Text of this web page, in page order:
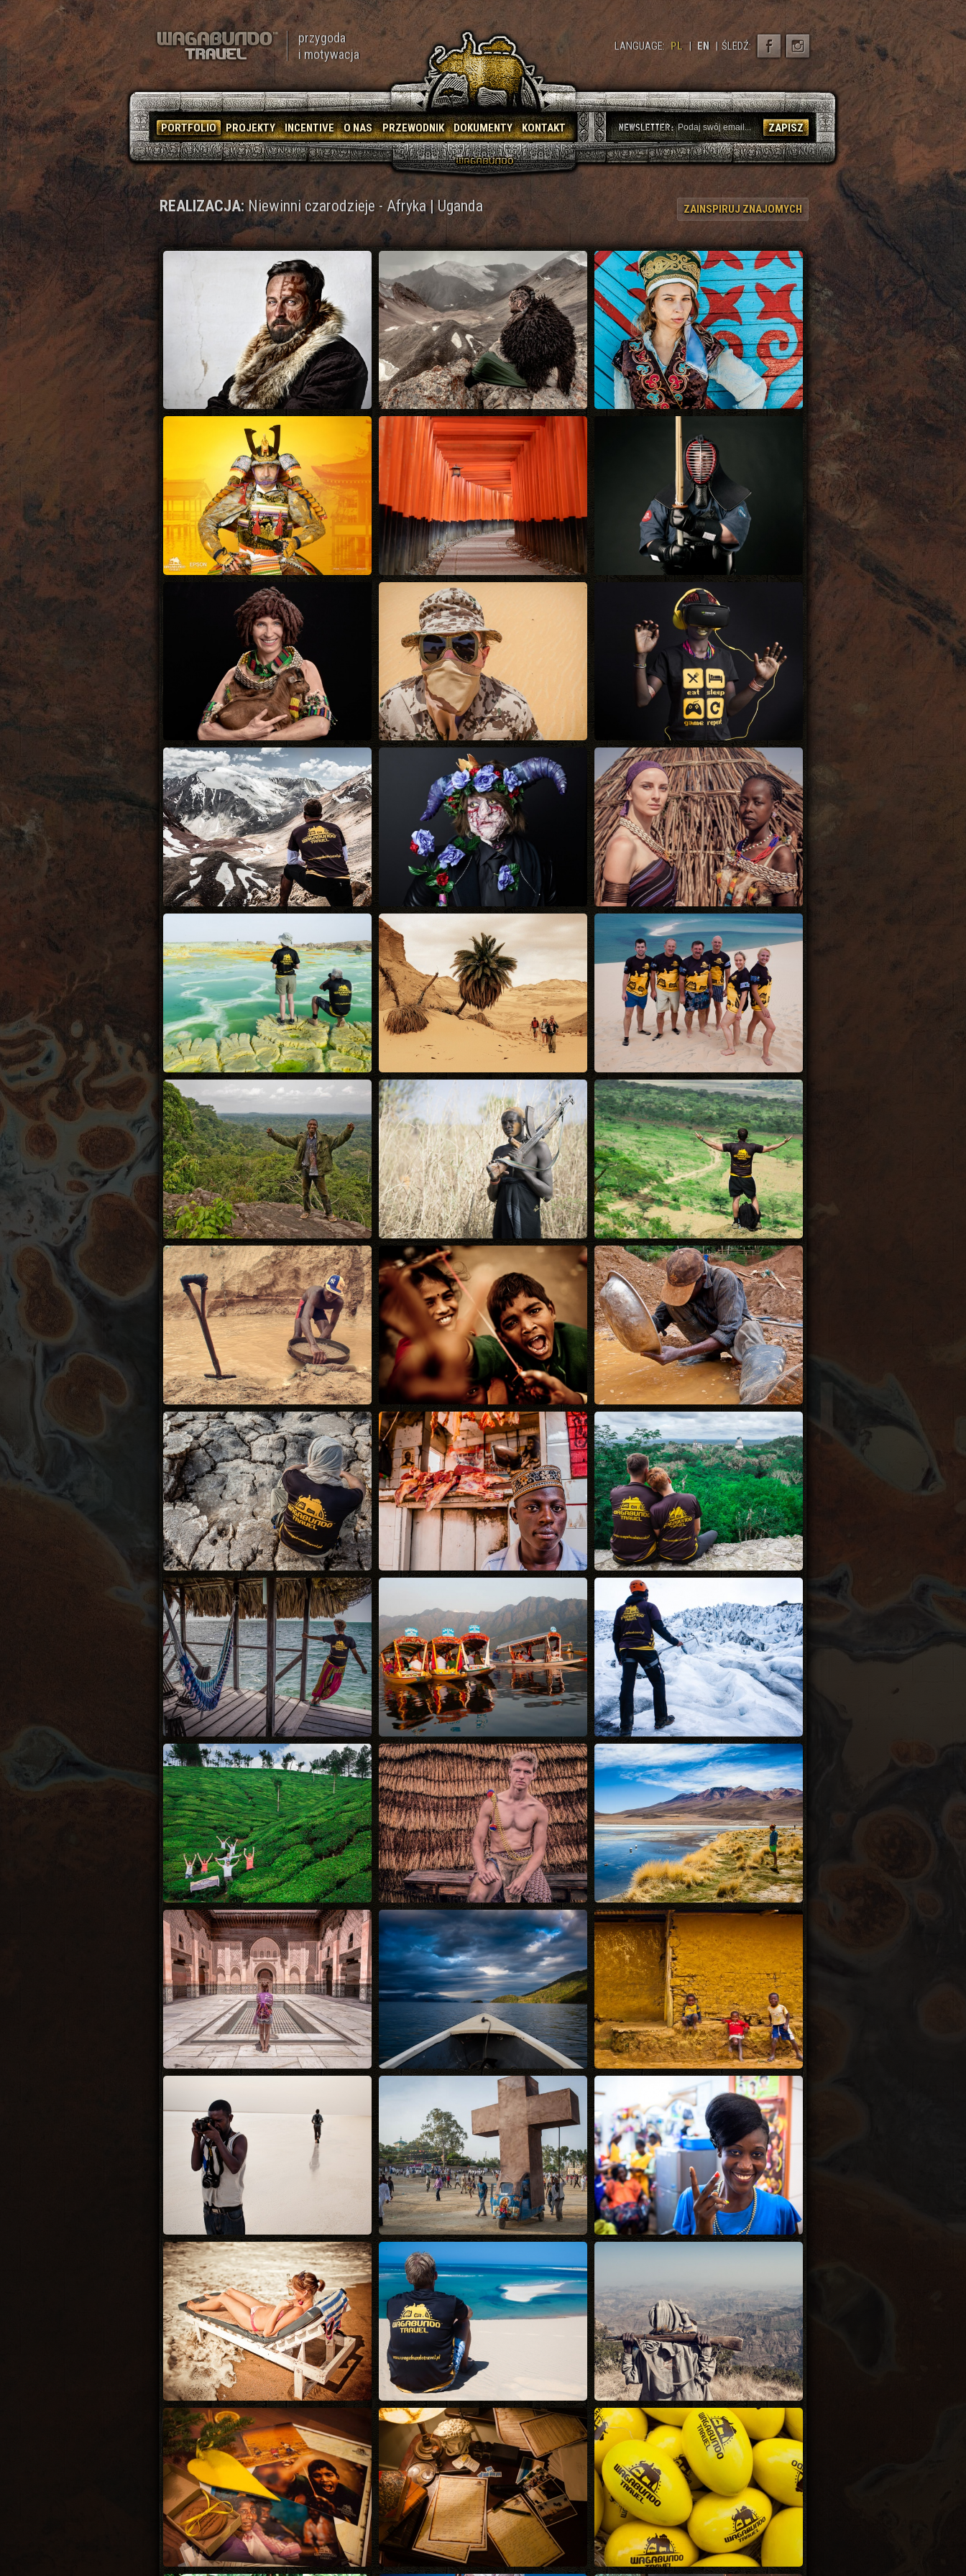
przygoda
i motywacja
LANGUAGE: PL | EN | ŚLEDŹ:
PORTFOLIO PROJEKTY INCENTIVE O NAS PRZEWODNIK DOKUMENTY KONTAKT ZAPISZ
ZAINSPIRUJ ZNAJOMYCH
REALIZACJA:Niewinni czarodzieje - Afryka | Uganda